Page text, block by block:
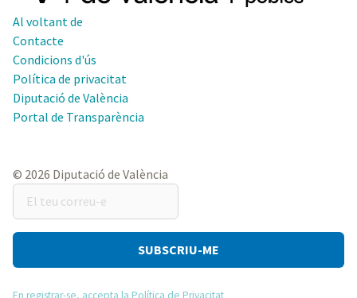
Al voltant de
Contacte
Condicions d'ús
Política de privacitat
Diputació de València
Portal de Transparència
© 2026 Diputació de València
El
teu
correu-
En registrar-se, accepta la Política de Privacitat